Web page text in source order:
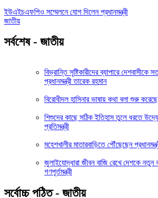
ইউএইচএফপিও সম্মেলনে যোগ দিলেন প্রধানমন্ত্রী
জাতীয়
সর্বশেষ - জাতীয়
বিভ্রান্তি সৃষ্টিকারীদের ব্যাপারে দেশবাসীকে
প্রধানমন্ত্রী তারেক রহমান
বিরোধীদল হাসিনার ভাষায় কথা বলা শুরু
শিশুদের কাছে সঠিক ইতিহাস তুলে ধরতে
প্রতিমন্ত্রী
মহেশখালীর মাতারবাড়িতে পৌঁছেছেন
জুলাইযোদ্ধারা জীবন বাজি রেখে দেশকে নতুন
গণপূর্তমন্ত্রী
সর্বোচ্চ পঠিত - জাতীয়